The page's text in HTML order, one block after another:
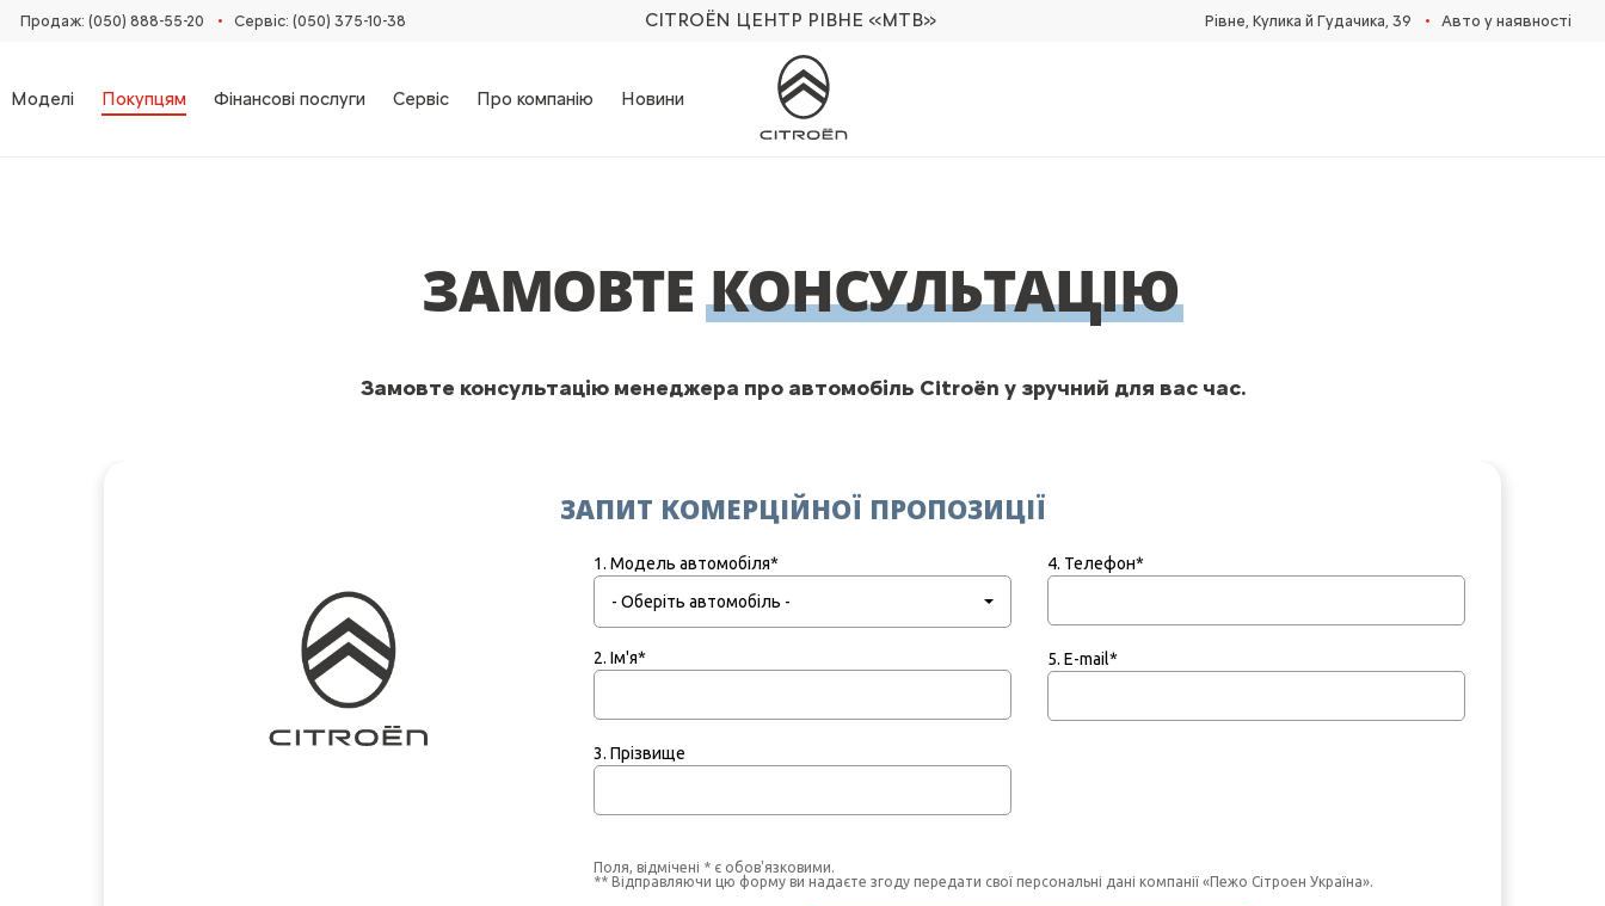
Продаж: (050) 888-55-20 • Сервіс: (050) 375-10-38 CITROËN ЦЕНТР РІВНЕ «МТВ» Рівне, Кулика й Гудачика, 39 • Авто у наявності
Моделі Покупцям Фінансові послуги Сервіс Про компанію Новини
ЗАМОВТЕ КОНСУЛЬТАЦІЮ
Замовте консультацію менеджера про автомобіль Citroën у зручний для вас час.